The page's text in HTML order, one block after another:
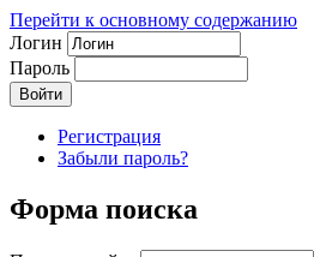
Перейти к основному содержанию
Логин
Пароль
Регистрация
Забыли пароль?
Форма поиска